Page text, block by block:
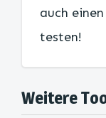
auch
testen!
Weitere